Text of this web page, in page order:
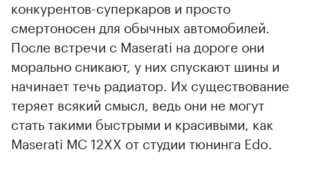
конкурентов-суперкаров и просто
смертоносен для обычных автомобилей.
После встречи с Maserati на дороге они
морально сникают, у них спускают шины и
начинает течь радиатор. Их существование
теряет всякий смысл, ведь они не могут
стать такими быстрыми и красивыми, как
Maserati MC 12XX от студии тюнинга Edo.